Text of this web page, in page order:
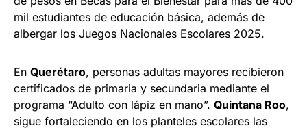
mil estudiantes de educación básica, además de
albergar los Juegos Nacionales Escolares 2025.
En Querétaro, personas adultas mayores recibieron
certificados de primaria y secundaria mediante el
programa “Adulto con lápiz en mano”. Quintana Roo,
sigue fortaleciendo en los planteles escolares las